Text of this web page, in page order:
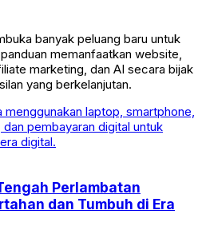
banyak peluang baru untuk
memanfaatkan website,
marketing, dan AI secara bijak
yang berkelanjutan.
Perlambatan
dan Tumbuh di Era